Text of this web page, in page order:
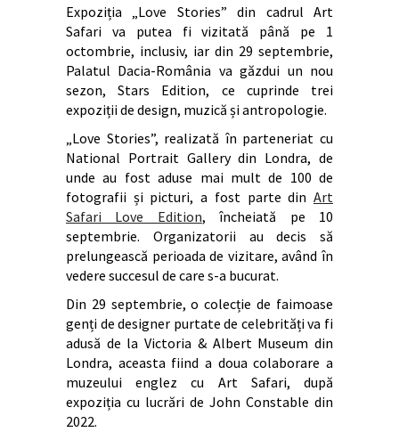
Expoziția „Love Stories” din cadrul Art
Safari va putea fi vizitată până pe 1
octombrie, inclusiv, iar din 29 septembrie,
Palatul Dacia-România va găzdui un nou
sezon, Stars Edition, ce cuprinde trei
expoziții de design, muzică și antropologie.
„Love Stories”, realizată în parteneriat cu
National Portrait Gallery din Londra, de
unde au fost aduse mai mult de 100 de
fotografii și picturi, a fost parte din Art
Safari Love Edition, încheiată pe 10
septembrie. Organizatorii au decis să
prelungească perioada de vizitare, având în
vedere succesul de care s-a bucurat.
Din 29 septembrie, o colecție de faimoase
genți de designer purtate de celebrități va fi
adusă de la Victoria & Albert Museum din
Londra, aceasta fiind a doua colaborare a
muzeului englez cu Art Safari, după
expoziția cu lucrări de John Constable din
2022.